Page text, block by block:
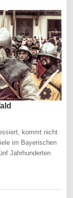
kommt nicht
im Bayerischen
Jahrhunderten